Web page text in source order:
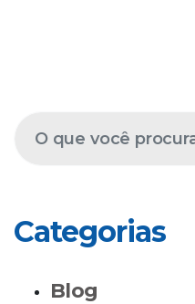
Categorias
Blog